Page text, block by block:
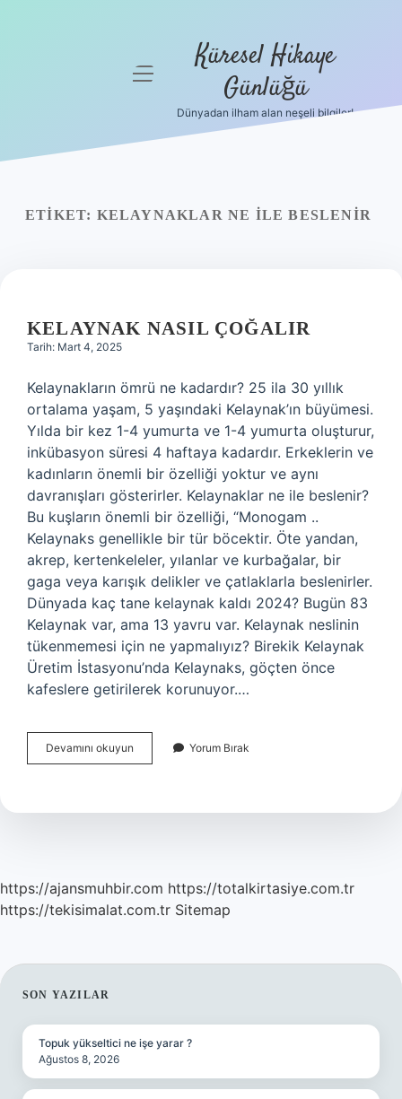
menüyü
Küresel Hikaye
Günlüğü
Dünyadan ilham alan neşeli bilgiler!
ETIKET: KELAYNAKLAR NE ILE BESLENIR
KELAYNAK NASIL ÇOĞALIR
Tarih: Mart 4, 2025
Kelaynakların ömrü ne kadardır? 25 ila 30 yıllık
ortalama yaşam, 5 yaşındaki Kelaynak’ın büyümesi.
Yılda bir kez 1-4 yumurta ve 1-4 yumurta oluşturur,
inkübasyon süresi 4 haftaya kadardır. Erkeklerin ve
kadınların önemli bir özelliği yoktur ve aynı
davranışları gösterirler. Kelaynaklar ne ile beslenir?
Bu kuşların önemli bir özelliği, “Monogam ..
Kelaynaks genellikle bir tür böcektir. Öte yandan,
akrep, kertenkeleler, yılanlar ve kurbağalar, bir
gaga veya karışık delikler ve çatlaklarla beslenirler.
Dünyada kaç tane kelaynak kaldı 2024? Bugün 83
Kelaynak var, ama 13 yavru var. Kelaynak neslinin
tükenmemesi için ne yapmalıyız? Birekik Kelaynak
Üretim İstasyonu’nda Kelaynaks, göçten önce
kafeslere getirilerek korunuyor.…
Devamını okuyun Kelaynak
Nasıl
Yorum Bırak
https://ajansmuhbir.com https://totalkirtasiye.com.tr
https://tekisimalat.com.tr Sitemap
SIDEBAR
SON YAZILAR
Topuk yükseltici ne işe yarar ?
Ağustos 8, 2026